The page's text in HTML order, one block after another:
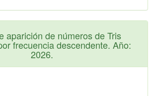
aparición de números de Tris
frecuencia descendente. Año:
2026.